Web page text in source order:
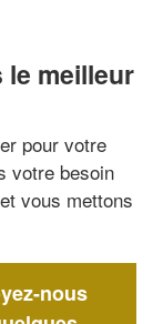
meilleur
pour votre
votre besoin
vous mettons
nous